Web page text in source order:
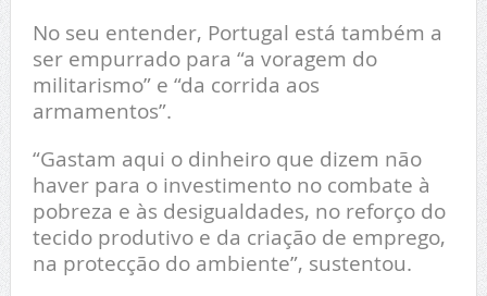
No seu entender, Portugal está também a
ser empurrado para “a voragem do
militarismo” e “da corrida aos
armamentos”.
“Gastam aqui o dinheiro que dizem não
haver para o investimento no combate à
pobreza e às desigualdades, no reforço do
tecido produtivo e da criação de emprego,
na protecção do ambiente”, sustentou.